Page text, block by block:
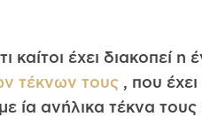
καίτοι έχει διακοπεί
τέκνων τους , που
ία ανήλικα τέκνα